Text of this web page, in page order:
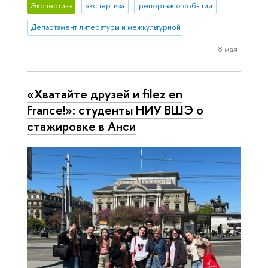
Экспертиза экспертиза репортаж о событии
Департамент литературы и межкультурной коммуникации
8 мая
«Хватайте друзей и filez en
France!»: студенты НИУ ВШЭ о
стажировке в Анси